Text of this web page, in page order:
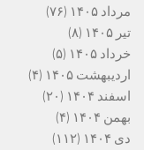
مرداد ۱۴۰۵
(۷۶)
تیر ۱۴۰۵
(۸)
خرداد ۱۴۰۵
(۵)
اردیبهشت ۱۴۰۵
(۴)
اسفند ۱۴۰۴
(۲۰)
بهمن ۱۴۰۴
(۴)
دی ۱۴۰۴
(۱۱۲)